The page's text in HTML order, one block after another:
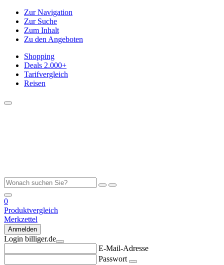
Zur Navigation
Zur Suche
Zum Inhalt
Zu den Angeboten
Shopping
Deals 2.000+
Tarifvergleich
Reisen
0
Produktvergleich
Merkzettel
Anmelden
Login billiger.de
E-Mail-Adresse
Passwort